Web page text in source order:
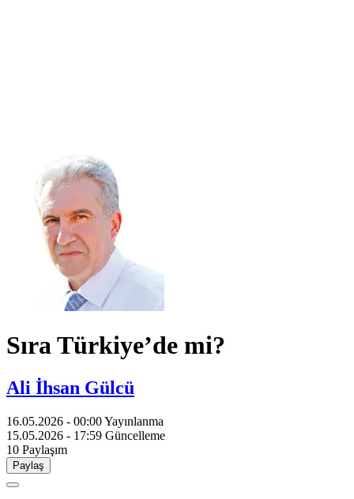
Sıra Türkiye’de mi?
Ali İhsan Gülcü
16.05.2026 - 00:00Yayınlanma
15.05.2026 - 17:59 Güncelleme
10 Paylaşım
Paylaş